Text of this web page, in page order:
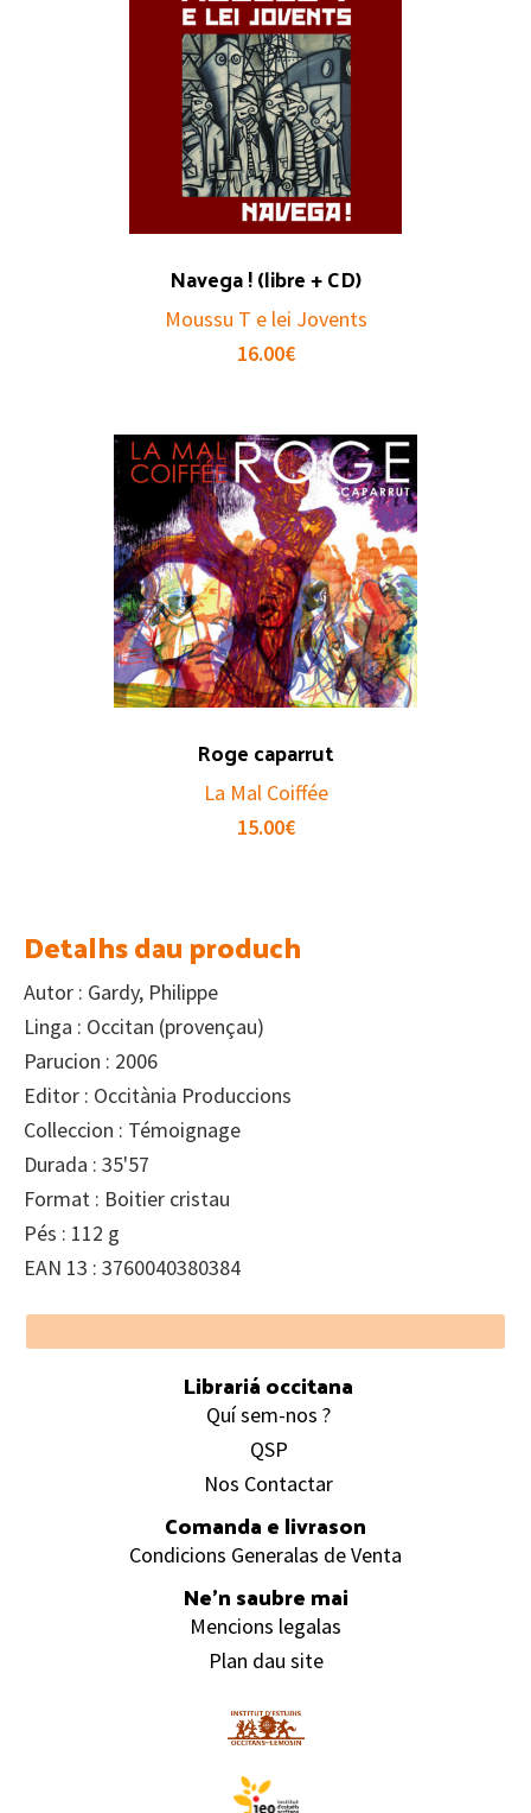
Navega ! (libre + CD)
Moussu T e lei Jovents
16.00€
Roge caparrut
La Mal Coiffée
15.00€
Detalhs dau produch
Autor : Gardy, Philippe
Linga : Occitan (provençau)
Parucion : 2006
Editor : Occitània Produccions
Colleccion : Témoignage
Durada : 35'57
Format : Boitier cristau
Pés : 112 g
EAN 13 : 3760040380384
Footer
Librariá occitana
Quí sem-nos ?
QSP
Nos Contactar
Comanda e livrason
Condicions Generalas de Venta
Ne’n saubre mai
Mencions legalas
Plan dau site